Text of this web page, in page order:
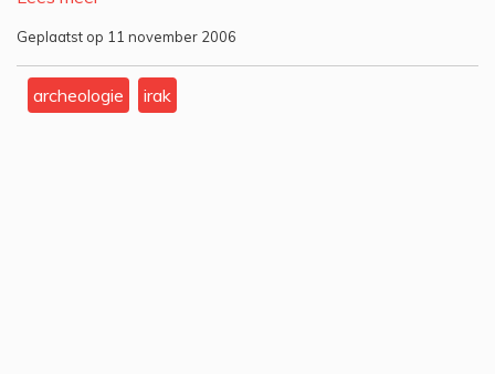
Geplaatst op 11 november 2006
archeologie irak